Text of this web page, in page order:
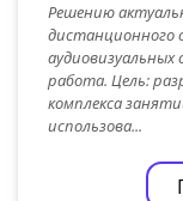
Решению
дистанционного
аудиовизуальных
работа. Цель:
комплекса
использова...